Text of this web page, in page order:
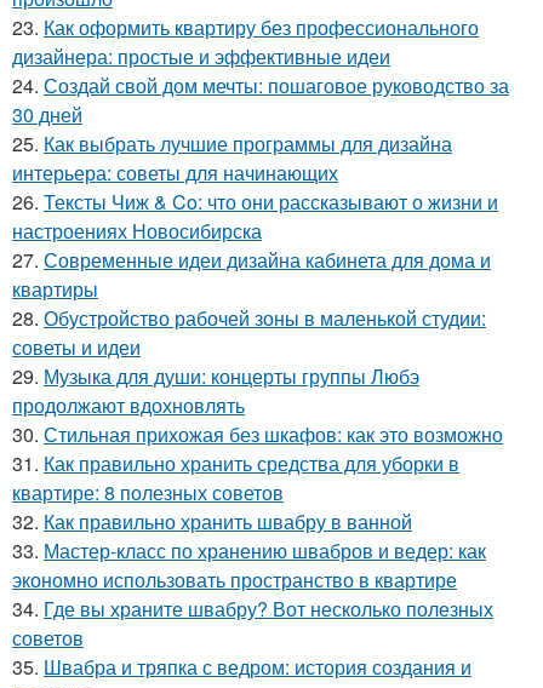
23. Как оформить квартиру без профессионального
дизайнера: простые и эффективные идеи
24. Создай свой дом мечты: пошаговое руководство за
30 дней
25. Как выбрать лучшие программы для дизайна
интерьера: советы для начинающих
26. Тексты Чиж & Co: что они рассказывают о жизни и
настроениях Новосибирска
27. Современные идеи дизайна кабинета для дома и
квартиры
28. Обустройство рабочей зоны в маленькой студии:
советы и идеи
29. Музыка для души: концерты группы Любэ
продолжают вдохновлять
30. Стильная прихожая без шкафов: как это возможно
31. Как правильно хранить средства для уборки в
квартире: 8 полезных советов
32. Как правильно хранить швабру в ванной
33. Мастер-класс по хранению швабров и ведер: как
экономно использовать пространство в квартире
34. Где вы храните швабру? Вот несколько полезных
советов
35. Швабра и тряпка с ведром: история создания и